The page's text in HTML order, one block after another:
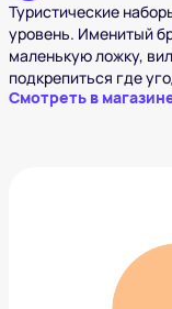
Туристические
уровень. Именитый
маленькую ложку,
подкрепиться где
Смотреть в